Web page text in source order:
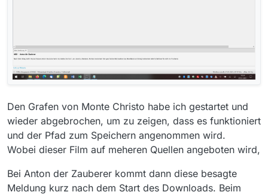
Den Grafen von Monte Christo habe ich gestartet und
wieder abgebrochen, um zu zeigen, dass es funktioniert
und der Pfad zum Speichern angenommen wird.
Wobei dieser Film auf meheren Quellen angeboten wird,
Bei Anton der Zauberer kommt dann diese besagte
Meldung kurz nach dem Start des Downloads. Beim